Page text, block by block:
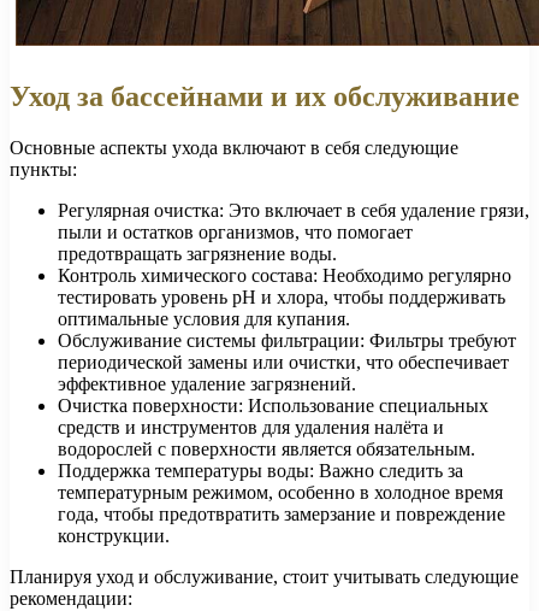
Уход за бассейнами и их обслуживание
Основные аспекты ухода включают в себя следующие
пункты:
Регулярная очистка: Это включает в себя удаление грязи,
пыли и остатков организмов, что помогает
предотвращать загрязнение воды.
Контроль химического состава: Необходимо регулярно
тестировать уровень pH и хлора, чтобы поддерживать
оптимальные условия для купания.
Обслуживание системы фильтрации: Фильтры требуют
периодической замены или очистки, что обеспечивает
эффективное удаление загрязнений.
Очистка поверхности: Использование специальных
средств и инструментов для удаления налёта и
водорослей с поверхности является обязательным.
Поддержка температуры воды: Важно следить за
температурным режимом, особенно в холодное время
года, чтобы предотвратить замерзание и повреждение
конструкции.
Планируя уход и обслуживание, стоит учитывать следующие
рекомендации: